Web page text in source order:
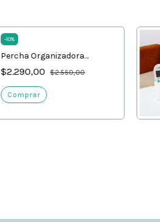
-10%
Percha Organizadora
Rebatible
$2.290,00 $2.550,00